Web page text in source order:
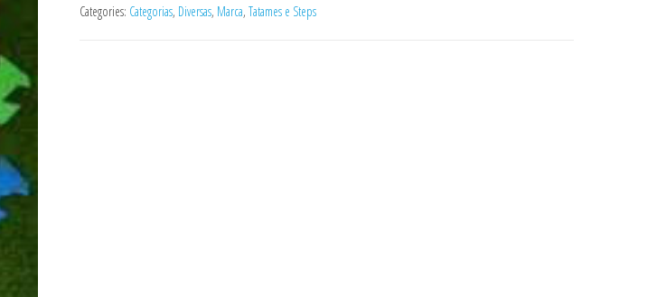
Categories: Categorias, Diversas, Marca, Tatames e Steps